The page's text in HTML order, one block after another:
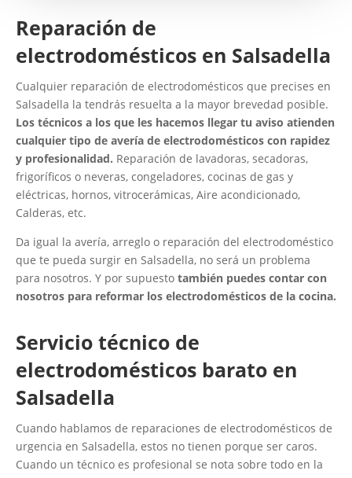
Reparación de
electrodomésticos en Salsadella
Cualquier reparación de electrodomésticos que precises en
Salsadella la tendrás resuelta a la mayor brevedad posible.
Los técnicos a los que les hacemos llegar tu aviso atienden
cualquier tipo de avería de electrodomésticos con rapidez
y profesionalidad. Reparación de lavadoras, secadoras,
frigoríficos o neveras, congeladores, cocinas de gas y
eléctricas, hornos, vitrocerámicas, Aire acondicionado,
Calderas, etc.
Da igual la avería, arreglo o reparación del electrodoméstico
que te pueda surgir en Salsadella, no será un problema
para nosotros. Y por supuesto también puedes contar con
nosotros para reformar los electrodomésticos de la cocina.
Servicio técnico de
electrodomésticos barato en
Salsadella
Cuando hablamos de reparaciones de electrodomésticos de
urgencia en Salsadella, estos no tienen porque ser caros.
Cuando un técnico es profesional se nota sobre todo en la